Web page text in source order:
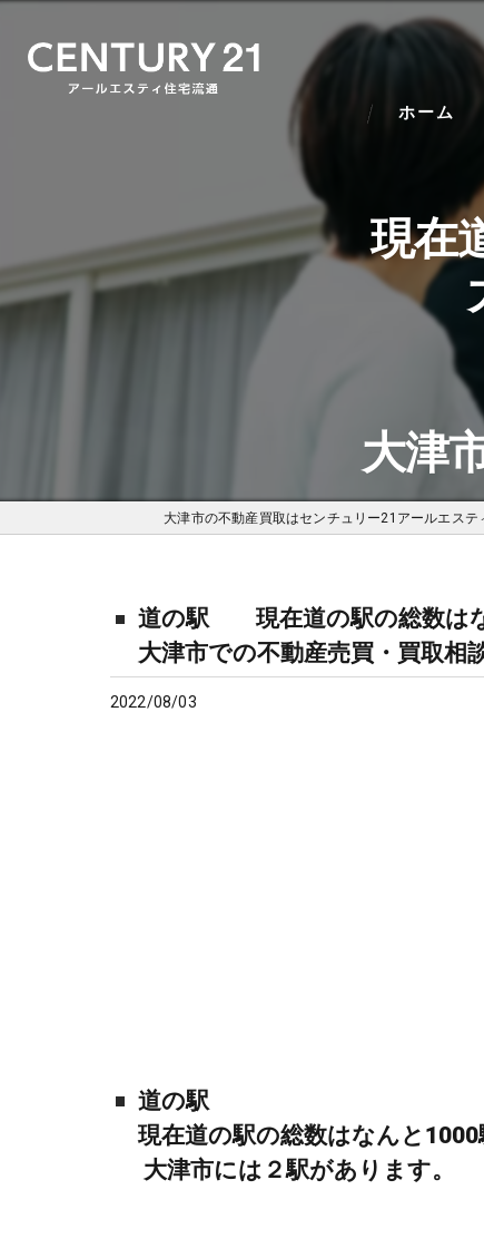
ホーム
現在
大津
大津市の不動産買取はセンチュリー21アールエステ
道の駅 現在道の駅の総数はな
大津市での不動産売買・買取相
2022/08/03
道の駅
現在道の駅の総数はなんと1000
大津市には２駅があります。